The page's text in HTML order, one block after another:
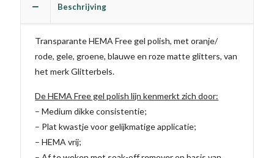
Beschrijving
Transparante HEMA Free gel polish, met oranje/
rode, gele, groene, blauwe en roze matte glitters, van
het merk Glitterbels.
De HEMA Free gel polish lijn kenmerkt zich door:
– Medium dikke consistentie;
– Plat kwastje voor gelijkmatige applicatie;
– HEMA vrij;